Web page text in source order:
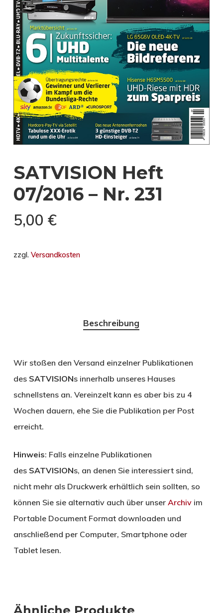
SATVISION Heft
07/2016 – Nr. 231
5,00 €
zzgl. Versandkosten
Beschreibung
Wir stoßen den Versand einzelner Publikationen
des SATVISIONs innerhalb unseres Hauses
schnellstens an. Vereinzelt kann es aber bis zu 4
Wochen dauern, ehe Sie die Publikation per Post
erreicht.
Hinweis: Falls einzelne Publikationen
des SATVISIONs, an denen Sie interessiert sind,
nicht mehr als Druckwerk erhältlich sein sollten, so
können Sie sie alternativ auch über unser Archivim
Portable Document Format downloaden und
anschließend per Computer, Smartphone oder
Tablet lesen.